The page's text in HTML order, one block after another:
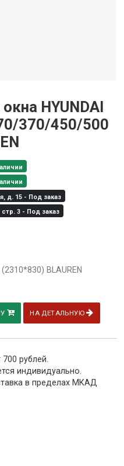
HYUNDAI
370/450/500
д. 15 - Под заказ
3 - Под заказ
BLAUREN
НА ДЕТАЛЬНУЮ
рублей.
индивидуально.
в пределах МКАД